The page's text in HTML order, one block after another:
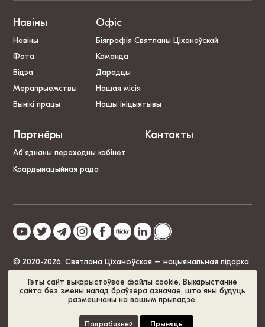
Гэты сайт выкарыстоўвае файлы cookie. Выкарыстанне
сайта без змены налад браўзера азначае, што яны будуць
размешчаны на вашым прыладзе.
Падрабязней Прыняць
Навіны
Навіны
Фота
Відэа
Мерапрыемствы
Вынікі працы
Офіс
Біяграфія Святланы Ціханоўскай
Каманда
Дарадцы
Нашая місія
Нашы ініцыятывы
Партнёры
Аб’яднаны пераходны кабінет
Каардынацыйная рада
Кантакты
© 2020-2026, Святлана Ціханоўская – нацыянальная лідарка